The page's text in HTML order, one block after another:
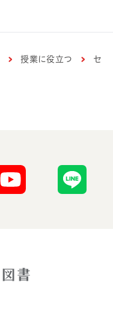
授業に役立つ
セ